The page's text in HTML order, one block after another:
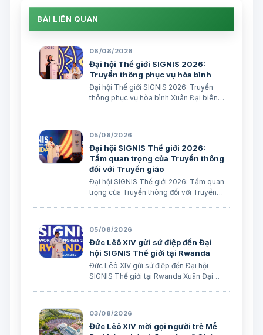
BÀI LIÊN QUAN
06/08/2026
Đại hội Thế giới SIGNIS 2026:
Truyền thông phục vụ hòa bình
Đại hội Thế giới SIGNIS 2026: Truyền
thông phục vụ hòa bình Xuân Đại biên
05/08/2026
Đại hội SIGNIS Thế giới 2026:
Tầm quan trọng của Truyền thông
đối với Truyền giáo
Đại hội SIGNIS Thế giới 2026: Tầm quan
trọng của Truyền thông đối với Truyền
05/08/2026
Đức Lêô XIV gửi sứ điệp đến Đại
hội SIGNIS Thế giới tại Rwanda
Đức Lêô XIV gửi sứ điệp đến Đại hội
SIGNIS Thế giới tại Rwanda Xuân Đại
Cha Lêô XIV kêu gọi những người làm
truyền thông C…
03/08/2026
Đức Lêô XIV mời gọi người trẻ Mễ